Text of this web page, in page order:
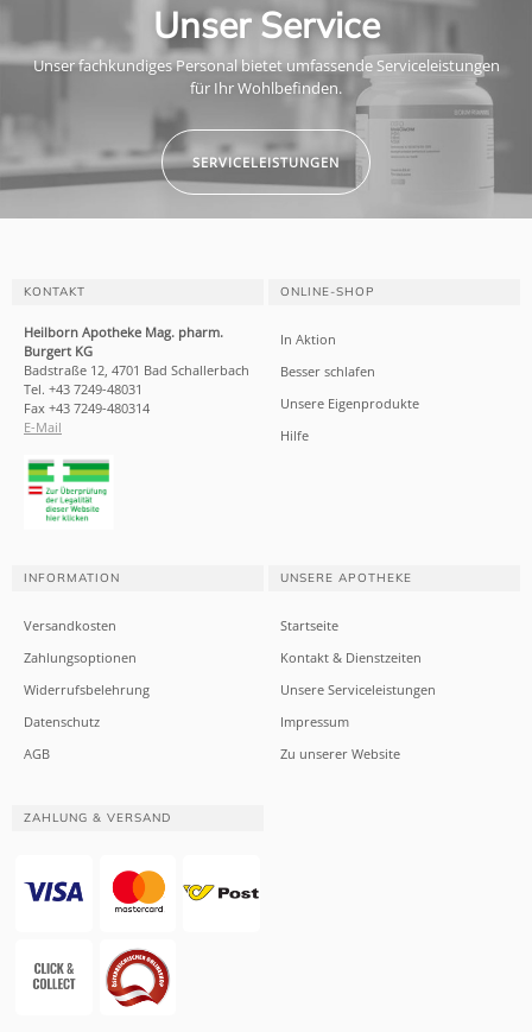
Unser Service
Unser fachkundiges Personal bietet umfassende Serviceleistungen
für Ihr Wohlbefinden.
SERVICELEISTUNGEN
KONTAKT
Heilborn Apotheke Mag. pharm.
Burgert KG
Badstraße 12, 4701 Bad Schallerbach
Tel. +43 7249-48031
Fax +43 7249-480314
E-Mail
ONLINE-SHOP
In Aktion
Besser schlafen
Unsere Eigenprodukte
Hilfe
INFORMATION
Versandkosten
Zahlungsoptionen
Widerrufsbelehrung
Datenschutz
AGB
UNSERE APOTHEKE
Startseite
Kontakt & Dienstzeiten
Unsere Serviceleistungen
Impressum
Zu unserer Website
ZAHLUNG & VERSAND